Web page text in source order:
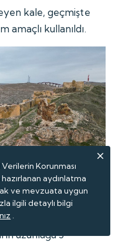
kale, geçmişte
amaçlı kullanıldı.
en büyük üçüncü
alan üzerinde kurulu
uzunluğu 3
Verilerin Korunması
aydınlatma
ve mevzuata uygun
ilgili detaylı bilgi
.